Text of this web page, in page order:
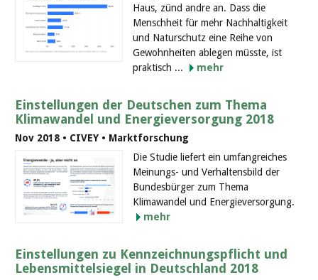
Haus, zünd andre an. Dass die
Menschheit für mehr Nachhaltigkeit
und Naturschutz eine Reihe von
Gewohnheiten ablegen müsste, ist
praktisch ...
mehr
Einstellungen der Deutschen zum Thema
Klimawandel und Energieversorgung 2018
Nov 2018 • CIVEY • Marktforschung
Die Studie liefert ein umfangreiches
Meinungs- und Verhaltensbild der
Bundesbürger zum Thema
Klimawandel und Energieversorgung.
mehr
Einstellungen zu Kennzeichnungspflicht und
Lebensmittelsiegel in Deutschland 2018